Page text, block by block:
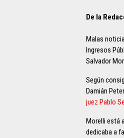
De la
Malas
Ingresos
Salvador
Según
Damián
juez Pablo
Morelli está
dedicaba a